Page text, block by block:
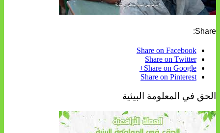
Share:
Share on Facebook
Share on Twitter
Share on Google+
Share on Pinterest
الحق في المعلومة البيئية